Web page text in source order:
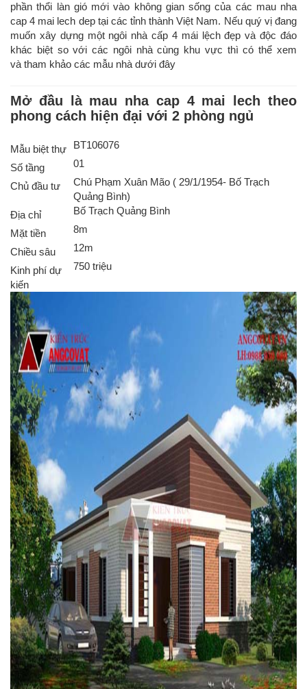
phần thổi làn gió mới vào không gian sống của các mau nha
cap 4 mai lech dep tại các tỉnh thành Việt Nam. Nếu quý vị đang
muốn xây dựng một ngôi nhà cấp 4 mái lệch đẹp và độc đáo
khác biệt so với các ngôi nhà cùng khu vực thì có thể xem
và tham khảo các mẫu nhà dưới đây
Mở đầu là mau nha cap 4 mai lech theo
phong cách hiện đại với 2 phòng ngủ
Mẫu biệt thự
BT106076
Số tầng
01
Chủ đầu tư
Chú Phạm Xuân Mão ( 29/1/1954- Bố Trạch
Quảng Bình)
Địa chỉ
Bố Trạch Quảng Bình
Mặt tiền
8m
Chiều sâu
12m
Kinh phí dự
kiến
750 triệu